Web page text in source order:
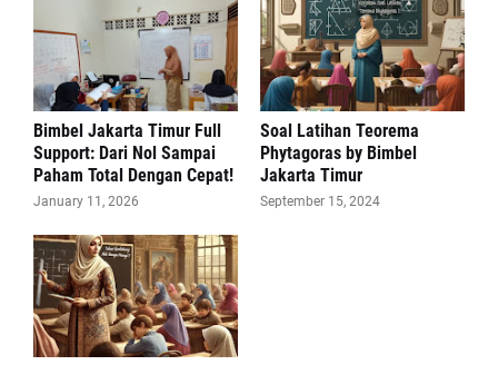
Bimbel Jakarta Timur Full
Support: Dari Nol Sampai
Paham Total Dengan Cepat!
January 11, 2026
Soal Latihan Teorema
Phytagoras by Bimbel
Jakarta Timur
September 15, 2024